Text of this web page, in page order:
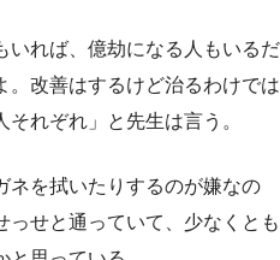
いれば、億劫になる人もいるだ
。改善はするけど治るわけでは
れぞれ」と先生は言う。
ネを拭いたりするのが嫌なの
っせと通っていて、少なくとも